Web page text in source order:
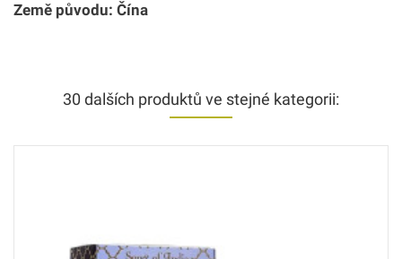
Země původu: Čína
30 dalších produktů ve stejné kategorii: